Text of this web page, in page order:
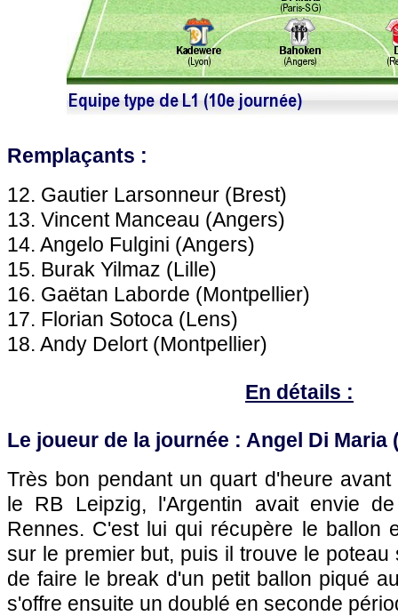
Remplaçants :
12. Gautier Larsonneur (Brest)
13. Vincent Manceau (Angers)
14. Angelo Fulgini (Angers)
15. Burak Yilmaz (Lille)
16. Gaëtan Laborde (Montpellier)
17. Florian Sotoca (Lens)
18. Andy Delort (Montpellier)
En détails :
Le joueur de la journée : Angel Di Maria
Très bon pendant un quart d'heure
le RB Leipzig, l'Argentin avait envie
Rennes. C'est lui qui récupère le ballon
sur le premier but, puis il trouve le
de faire le break d'un petit ballon piqué
s'offre ensuite un doublé en seconde